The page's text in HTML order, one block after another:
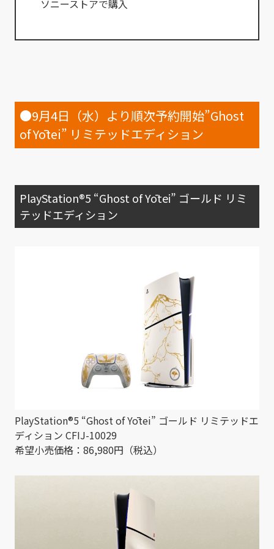
ソニーストアで購入
●9月4日（水）より順次予約開始”Ghost
of Yōtei” リミテッドエディション
PlayStation®5 “Ghost of Yōtei” ゴールド リミ
テッドエディション
PlayStation®5 “Ghost of Yōtei” ゴールド リミテッドエ
ディション CFIJ-10029
希望小売価格：86,980円（税込）